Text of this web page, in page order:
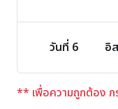
วันที่ 6 อิ
** เพื่อความถูกต้อง ก